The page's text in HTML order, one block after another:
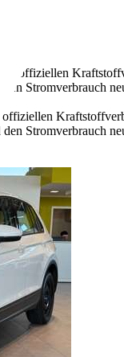
offiziellen
Stromverbrauch
offiziellen
Stromverbrauch